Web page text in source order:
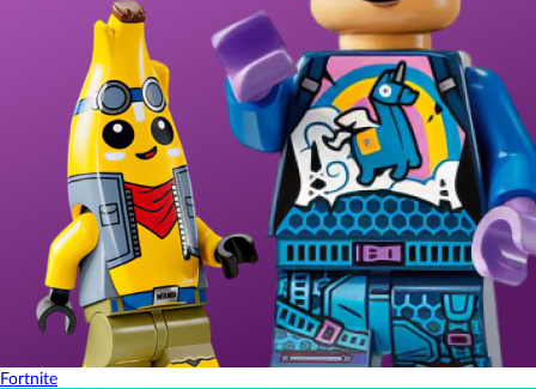
Fortnite